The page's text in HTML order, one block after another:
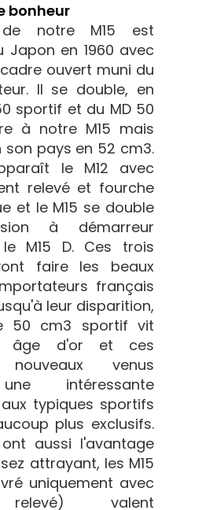
bonheur
notre M15 est
Japon en 1960 avec
ouvert muni du
Il se double, en
sportif et du MD 50
à notre M15 mais
son pays en 52 cm3.
le M12 avec
relevé et fourche
et le M15 se double
à démarreur
le M15 D. Ces trois
faire les beaux
français
leur disparition,
50 cm3 sportif vit
âge d'or et ces
nouveaux venus
intéressante
typiques sportifs
plus exclusifs.
ont aussi l'avantage
attrayant, les M15
uniquement avec
valent